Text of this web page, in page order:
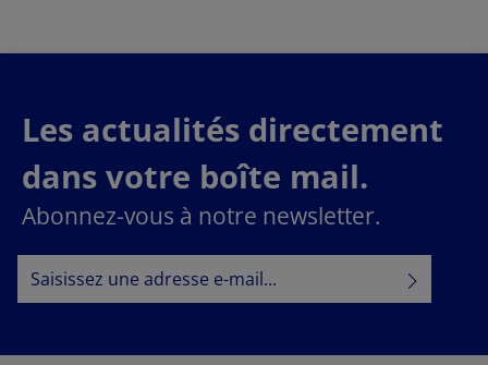
Les actualités directement
dans votre boîte mail.
Abonnez-vous à notre newsletter.
Adresse e-mail*
En sélectionnant Continuer, vous confirmez que vous